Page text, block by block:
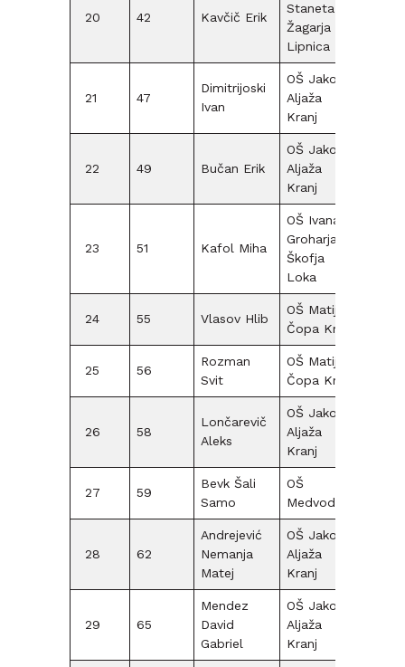
20 42 Kavčič Erik
Staneta
Žagarja
Lipnica
21 47
Dimitrijoski
Ivan
OŠ Jakoba
Aljaža
Kranj
22 49 Bučan Erik
OŠ Jakoba
Aljaža
Kranj
23 51 Kafol Miha
OŠ Ivana
Groharja
Škofja
Loka
24 55 Vlasov Hlib
OŠ Matije
Čopa Kranj
25 56
Rozman
Svit
OŠ Matije
Čopa Kranj
26 58
Lončarevič
Aleks
OŠ Jakoba
Aljaža
Kranj
27 59
Bevk Šali
Samo
OŠ
Medvode
28 62
Andrejević
Nemanja
Matej
OŠ Jakoba
Aljaža
Kranj
29 65
Mendez
David
Gabriel
OŠ Jakoba
Aljaža
Kranj